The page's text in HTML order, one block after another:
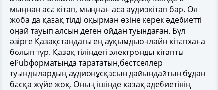
мыңнан аса кітап, мыңнан аса аудиокітап бар. Ол
жоба да қазақ тілді оқырман өзіне керек әдебиетті
оңай тауып алсын деген ойдан туындаған. Бұл
әзірге Қазақстандағы ең ауқымдыонлайн кітапхана
болып тұр. Қазақ тіліндегі электронды кітапты
ePubформатында тарататын,бестселлер
туындылардың аудионұсқасын дайындайтын бұдан
басқа жүйе жоқ. Оның ішінде қазақ әдебиетінің